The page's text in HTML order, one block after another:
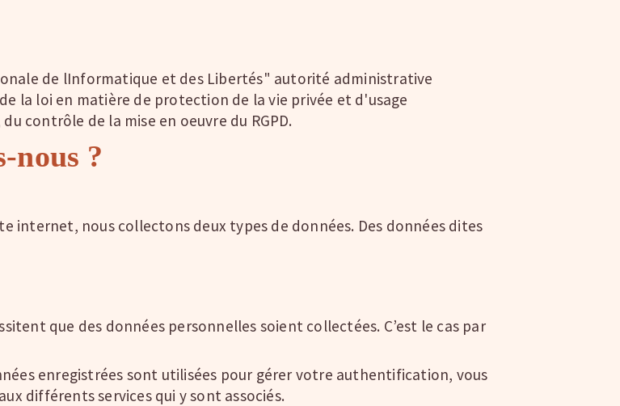
de lInformatique et des Libertés" autorité administrative
la loi en matière de protection de la vie privée et d'usage
contrôle de la mise en oeuvre du RGPD.
nous ?
internet, nous collectons deux types de données. Des données dites
que des données personnelles soient collectées. C’est le cas par
enregistrées sont utilisées pour gérer votre authentification, vous
différents services qui y sont associés.